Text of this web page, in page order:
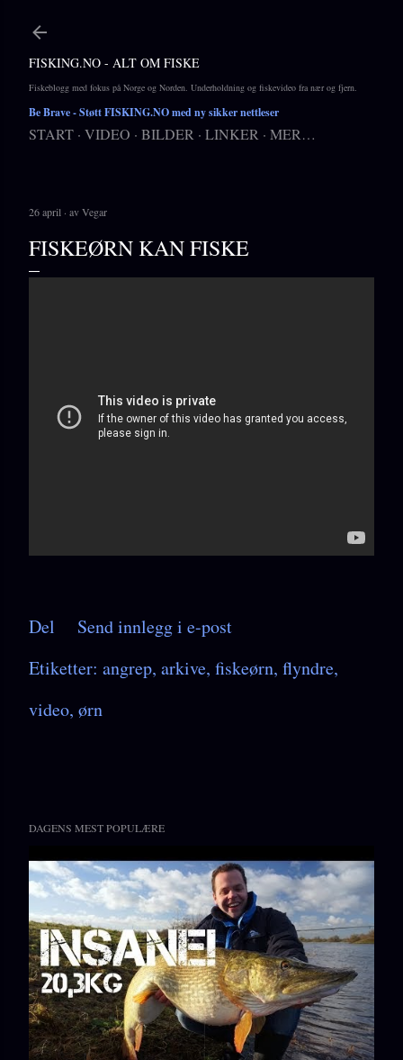
FISKING.NO - ALT OM FISKE
Fiskeblogg med fokus på Norge og Norden. Underholdning og fiskevideo fra nær og fjern.
Be Brave- Støtt FISKING.NO med ny sikker nettleser
START VIDEO BILDER LINKER MER…
26 april avVegar
FISKEØRN KAN FISKE
Del
Send innlegg i e-post
Etiketter: angrep arkive fiskeørn flyndre
video ørn
DAGENS MEST POPULÆRE